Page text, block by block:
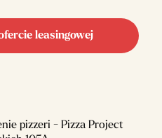
leasingowej
pizzeri - Pizza Project